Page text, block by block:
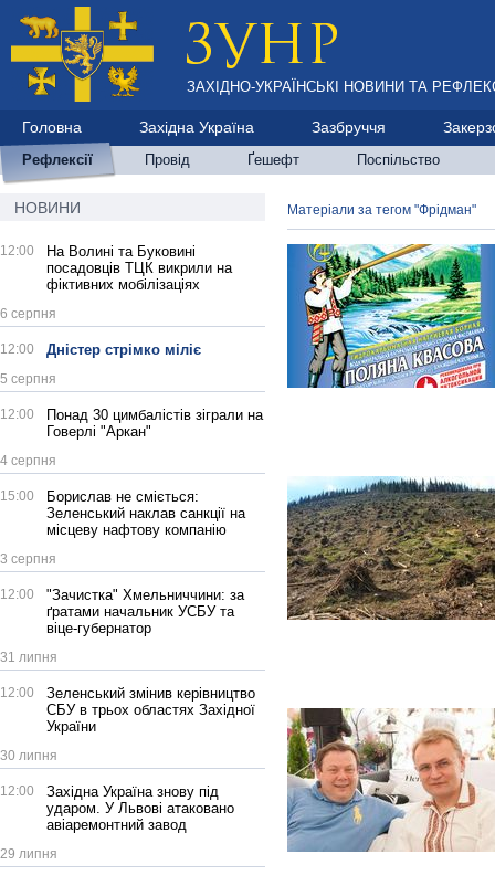
ЗАХІДНО-УКРАЇНСЬКІ НОВИНИ ТА
Головна Західна Україна Зазбруччя
Рефлексії Провід Ґешефт Поспільство
НОВИНИ
12:00
На Волині та Буковині
посадовців ТЦК викрили на
фіктивних мобілізаціях
6 серпня
12:00 Дністер стрімко міліє
5 серпня
12:00
Понад 30 цимбалістів зіграли на
Говерлі "Аркан"
4 серпня
15:00
Борислав не сміється:
Зеленський наклав санкції на
місцеву нафтову компанію
3 серпня
12:00
"Зачистка" Хмельниччини: за
ґратами начальник УСБУ та
віце-губернатор
31 липня
12:00
Зеленський змінив керівництво
СБУ в трьох областях Західної
України
30 липня
12:00
Західна Україна знову під
ударом. У Львові атаковано
авіаремонтний завод
29 липня
Матеріали за тегом "Фрідман"